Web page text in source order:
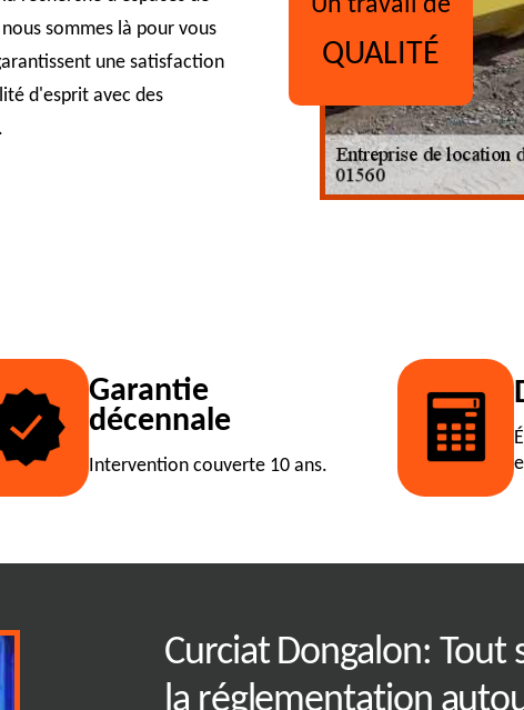
sommes là pour vous
une satisfaction
d'esprit avec des
QUALITÉ
Garantie
décennale
Intervention couverte 10 ans.
avec
Curciat Dongalon: Tout
la réglementation